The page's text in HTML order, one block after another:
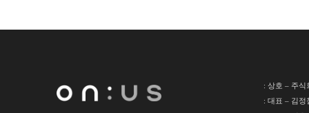
: 상호 – 주식
: 대표 – 김정